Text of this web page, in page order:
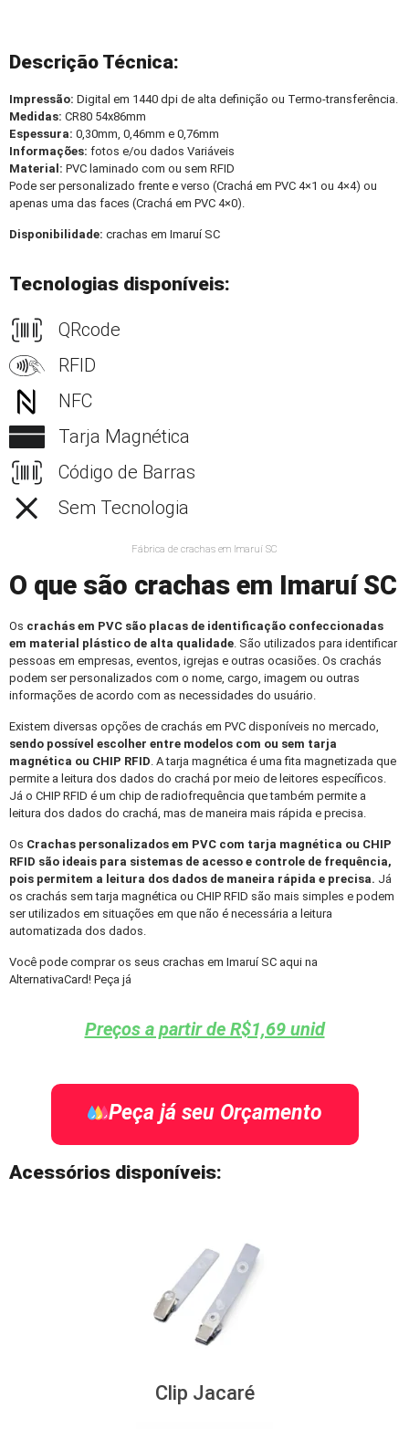
Descrição Técnica:
Impressão: Digital em 1440 dpi de alta definição ou Termo-transferência.
Medidas: CR80 54x86mm
Espessura: 0,30mm, 0,46mm e 0,76mm
Informações: fotos e/ou dados Variáveis
Material: PVC laminado com ou sem RFID
Pode ser personalizado frente e verso (Crachá em PVC 4×1 ou 4×4) ou
apenas uma das faces (Crachá em PVC 4×0).
Disponibilidade: crachas em Imaruí SC
Tecnologias disponíveis:
QRcode
RFID
NFC
Tarja Magnética
Código de Barras
Sem Tecnologia
Fábrica de crachas em Imaruí SC
O que são crachas em Imaruí SC
Os crachás em PVC são placas de identificação confeccionadas
em material plástico de alta qualidade. São utilizados para identificar
pessoas em empresas, eventos, igrejas e outras ocasiões. Os crachás
podem ser personalizados com o nome, cargo, imagem ou outras
informações de acordo com as necessidades do usuário.
Existem diversas opções de crachás em PVC disponíveis no mercado,
sendo possível escolher entre modelos com ou sem tarja
magnética ou CHIP RFID. A tarja magnética é uma fita magnetizada que
permite a leitura dos dados do crachá por meio de leitores específicos.
Já o CHIP RFID é um chip de radiofrequência que também permite a
leitura dos dados do crachá, mas de maneira mais rápida e precisa.
Os Crachas personalizados em PVC com tarja magnética ou CHIP
RFID são ideais para sistemas de acesso e controle de frequência,
pois permitem a leitura dos dados de maneira rápida e precisa. Já
os crachás sem tarja magnética ou CHIP RFID são mais simples e podem
ser utilizados em situações em que não é necessária a leitura
automatizada dos dados.
Você pode comprar os seus crachas em Imaruí SC aqui na
AlternativaCard! Peça já
Preços a partir de R$1,69 unid
Peça já seu Orçamento
Acessórios disponíveis:
Clip Jacaré